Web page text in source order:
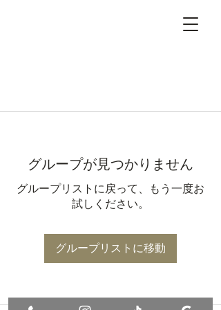
グループが見つかりません
グループリストに戻って、もう一度お
試しください。
グループリストに移動